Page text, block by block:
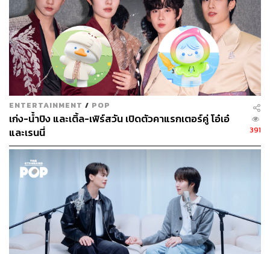
ดังนั้นบทความนี้จึงถือเป็นการมาเล่าสู่กันฟังว่า หลัง
เหตุการณ์กระแสครูบาบุญชุ่มเป็นอย่างไรบ้าง ทั้งในโลก
ความเป็นจริง ในโลกออนไลน์ ทั้งตัวครูบา ตัวผู้ศรัทธา และ
วัตถุมงคล เครื่องรางของขลัง
ENTERTAINMENT / POP
เก่ง-น้ำปิง และเติ้ล-เฟิร์สวัน เปิดตัวคาแรกเตอร์คู่ โอ๋เอ๋
และเรนนี่
391